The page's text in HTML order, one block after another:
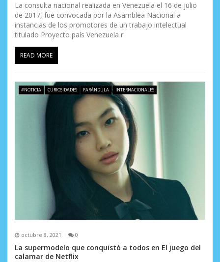
La consulta nacional realizada en Venezuela el 16 de julio
de 2017, fue convocada por la Asamblea Nacional a
instancias de los promotores de un trabajo intelectual
titulado Proyecto país Venezuela r
READ MORE
#NOTICIA CURIOSIDADES FARÁNDULA INTERNACIONALES
octubre 8, 2021 0
La supermodelo que conquistó a todos en El juego del
calamar de Netflix